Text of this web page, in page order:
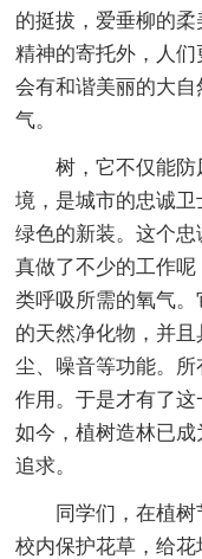
的挺拔，爱垂柳的
精神的寄托外，人
会有和谐美丽的大
气。
树，它不仅能
境，是城市的忠诚
绿色的新装。这个
真做了不少的工作
类呼吸所需的氧气
的天然净化物，并
尘、噪音等功能。
作用。于是才有了
如今，植树造林已
追求。
同学们，在植
校内保护花草，给